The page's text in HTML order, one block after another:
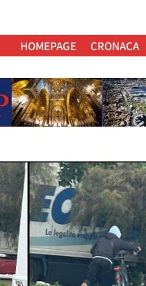
HOMEPAGE CRONACA